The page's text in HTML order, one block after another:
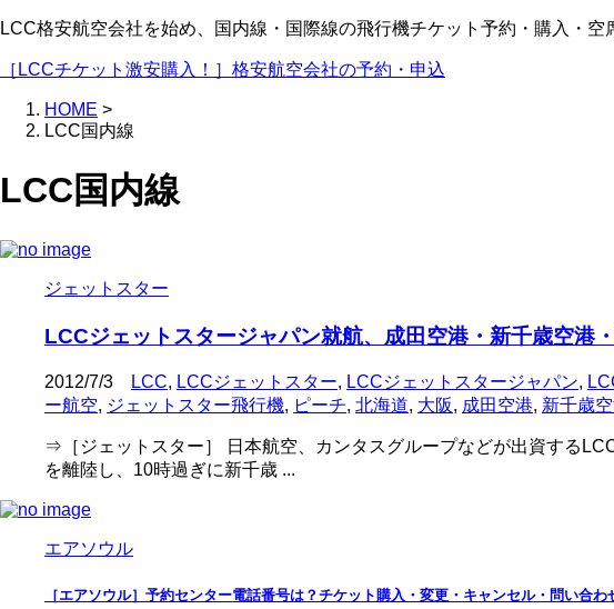
LCC格安航空会社を始め、国内線・国際線の飛行機チケット予約・購入・
［LCCチケット激安購入！］格安航空会社の予約・申込
HOME >
LCC国内線
LCC国内線
ジェットスター
LCCジェットスタージャパン就航、成田空港・新千歳空港
2012/7/3 LCC, LCCジェットスター, LCCジェットスタージャパン,
ー航空, ジェットスター飛行機, ピーチ, 北海道, 大阪, 成田空港, 新千歳
⇒［ジェットスター］ 日本航空、カンタスグループなどが出資する
を離陸し、10時過ぎに新千歳 ...
エアソウル
［エアソウル］予約センター電話番号は？チケット購入・変更・キャンセル・問い合わ